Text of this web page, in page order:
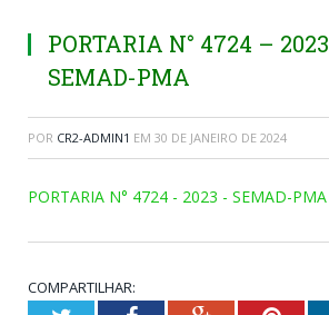
PORTARIA N° 4724 –
SEMAD-PMA
POR CR2-ADMIN1 EM 30 DE JANEIRO DE 2024
PORTARIA N° 4724 - 2023 - SEMAD-PMA
COMPARTILHAR: